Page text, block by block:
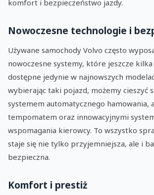
komfort i bezpieczeństwo jazdy.
Nowoczesne technologie i
Używane samochody Volvo często
nowoczesne systemy, które jeszcze
dostępne jedynie w najnowszych
wybierając taki pojazd, możemy cieszyć
systemem automatycznego hamowania,
tempomatem oraz innowacyjnymi
wspomagania kierowcy. To wszystko
staje się nie tylko przyjemniejsza, ale i
bezpieczna.
Komfort i prestiż